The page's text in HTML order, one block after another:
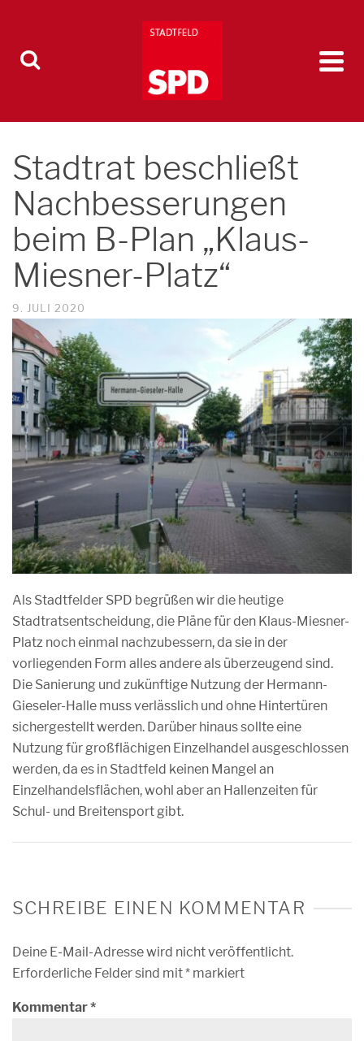
Stadtrat beschließt
Nachbesserungen
beim B-Plan „Klaus-
Miesner-Platz“
9. JULI 2020
Als Stadtfelder SPD begrüßen wir die heutige
Stadtratsentscheidung, die Pläne für den Klaus-Miesner-
Platz noch einmal nachzubessern, da sie in der
vorliegenden Form alles andere als überzeugend sind.
Die Sanierung und zukünftige Nutzung der Hermann-
Gieseler-Halle muss verlässlich und ohne Hintertüren
sichergestellt werden. Darüber hinaus sollte eine
Nutzung für großflächigen Einzelhandel ausgeschlossen
werden, da es in Stadtfeld keinen Mangel an
Einzelhandelsflächen, wohl aber an Hallenzeiten für
Schul- und Breitensport gibt.
SCHREIBE EINEN KOMMENTAR
Deine E-Mail-Adresse wird nicht veröffentlicht.
Erforderliche Felder sind mit* markiert
Kommentar*